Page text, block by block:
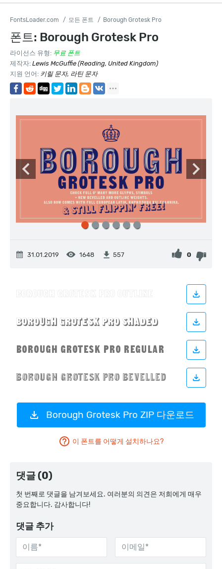
FontsLoader.com 모든 폰트 Borough Grotesk Pro
폰트: Borough Grotesk Pro
라이선스 유형: 무료 폰트
제작자: Lewis McGuffie (Reading, United Kingdom)
지원 언어: 키릴 문자, 라틴 문자
31.01.2019 1648 557 0
Borough Grotesk Pro ZIP 다운로드
이 폰트를 어떻게 설치하나요?
댓글 (0)
첫 번째로 댓글을 남겨보세요. 여러분의 의견은 저희에게 매우
중요합니다. 감사합니다!
댓글 추가